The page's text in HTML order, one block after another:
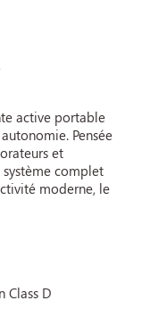
active portable
Pensée
et
complet
moderne, le
Class D